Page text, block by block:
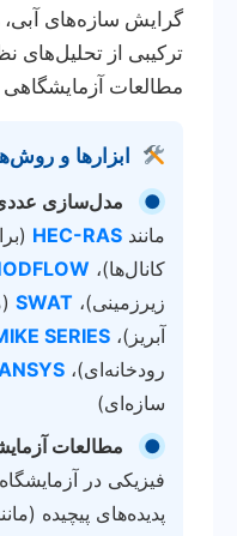
گرایش سازه‌های
ترکیبی از
مطالعات
ابزارها و
●
مدل‌سازی
مانند HEC-RAS
کانال‌ها)،
زیرزمینی)، SWAT
آبریز)، SERIES
رودخانه‌ای)،
سازه‌ای)
●
مطالعات
فیزیکی در
پدیده‌های پیچیده